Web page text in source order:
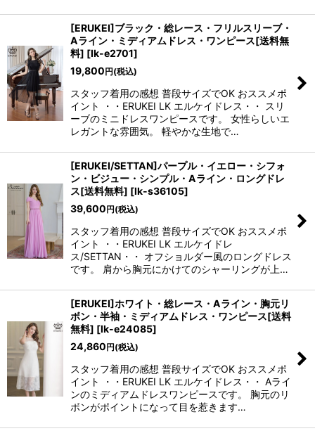
[ERUKEI]ブラック・総レース・フリルスリーブ・
Aライン・ミディアムドレス・ワンピース[送料無
料] [lk-e2701]
19,800円(税込)
スタッフ着用の感想 普段サイズでOK おススメポ
イント ・・ERUKEI LK エルケイドレス・・ スリ
ーブのミニドレスワンピースです。 女性らしいエ
レガントな雰囲気。 軽やかな生地で…
[ERUKEI/SETTAN]パープル・イエロー・シフォ
ン・ビジュー・シンプル・Aライン・ロングドレ
ス[送料無料] [lk-s36105]
39,600円(税込)
スタッフ着用の感想 普段サイズでOK おススメポ
イント ・・ERUKEI LK エルケイドレ
ス/SETTAN・・ オフショルダー風のロングドレス
です。 肩から胸元にかけてのシャーリングが上…
[ERUKEI]ホワイト・総レース・Aライン・胸元リ
ボン・半袖・ミディアムドレス・ワンピース[送料
無料] [lk-e24085]
24,860円(税込)
スタッフ着用の感想 普段サイズでOK おススメポ
イント ・・ERUKEI LK エルケイドレス・・ Aライ
ンのミディアムドレスワンピースです。 胸元のリ
ボンがポイントになって目を惹きます…